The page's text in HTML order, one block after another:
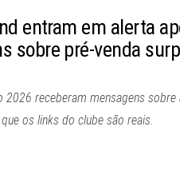
entram em alerta
sobre pré-venda
2026 receberam mensagens sobre
os links do clube são reais.